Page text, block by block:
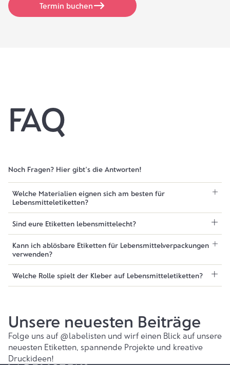
Termin buchen
FAQ
Noch Fragen? Hier gibt's die Antworten!
Welche Materialien eignen sich am besten für
Lebensmitteletiketten?
Sind eure Etiketten lebensmittelecht?
Kann ich ablösbare Etiketten für Lebensmittelverpackungen
verwenden?
Welche Rolle spielt der Kleber auf Lebensmitteletiketten?
Unsere neuesten Beiträge
Folge uns auf @labelisten und wirf einen Blick auf unsere
neuesten Etiketten, spannende Projekte und kreative
Druckideen!